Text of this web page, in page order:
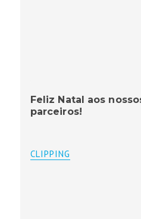
Feliz Natal aos
parceiros!
CLIPPING